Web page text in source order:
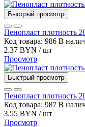
Быстрый просмотр
Пенопласт плотность
Код товара: 986 В
2.37 BYN / шт
Просмотр
Быстрый просмотр
Пенопласт плотность
Код товара: 987 В
3.55 BYN / шт
Просмотр